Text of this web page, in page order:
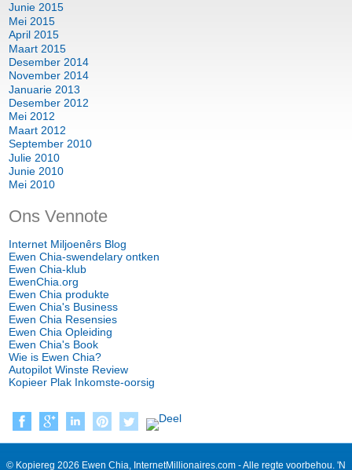
Junie 2015
Mei 2015
April 2015
Maart 2015
Desember 2014
November 2014
Januarie 2013
Desember 2012
Mei 2012
Maart 2012
September 2010
Julie 2010
Junie 2010
Mei 2010
Ons Vennote
Internet Miljoenêrs Blog
Ewen Chia-swendelary ontken
Ewen Chia-klub
EwenChia.org
Ewen Chia produkte
Ewen Chia's Business
Ewen Chia Resensies
Ewen Chia Opleiding
Ewen Chia's Book
Wie is Ewen Chia?
Autopilot Winste Review
Kopieer Plak Inkomste-oorsig
© Kopiereg 2026 Ewen Chia, InternetMillionaires.com - Alle regte voorbehou. 'N